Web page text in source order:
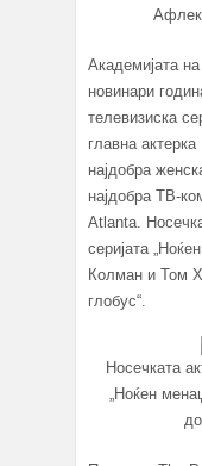
Академијата
новинари
телевизиска
главна
најдобра
најдобра ТВ-
Atlanta.
серијата
Колман и Том
глобус“.
Носечката
„Ноќен